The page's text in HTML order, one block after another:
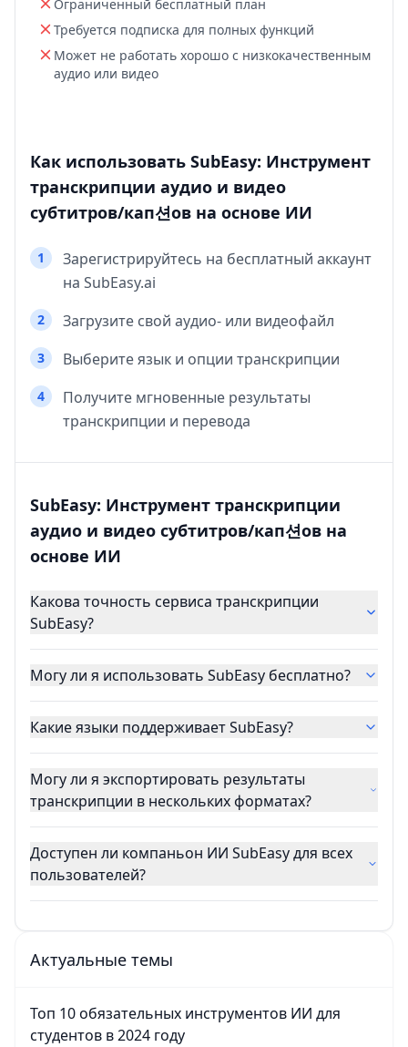
Ограниченный бесплатный план
Требуется подписка для полных функций
Может не работать хорошо с низкокачественным
аудио или видео
Как использовать SubEasy: Инструмент
транскрипции аудио и видео
субтитров/кап션ов на основе ИИ
1
Зарегистрируйтесь на бесплатный аккаунт
на SubEasy.ai
2 Загрузите свой аудио- или видеофайл
3 Выберите язык и опции транскрипции
4
Получите мгновенные результаты
транскрипции и перевода
SubEasy: Инструмент транскрипции
аудио и видео субтитров/кап션ов на
основе ИИ
Какова точность сервиса транскрипции
SubEasy?
Могу ли я использовать SubEasy бесплатно?
Какие языки поддерживает SubEasy?
Могу ли я экспортировать результаты
транскрипции в нескольких форматах?
Доступен ли компаньон ИИ SubEasy для всех
пользователей?
Актуальные темы
Топ 10 обязательных инструментов ИИ для
студентов в 2024 году